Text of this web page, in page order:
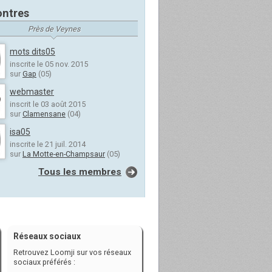
Près de Veynes
mots dits05
inscrite le 05 nov. 2015
sur Gap (05)
webmaster
inscrit le 03 août 2015
sur Clamensane (04)
isa05
inscrite le 21 juil. 2014
sur La Motte-en-Champsaur (05)
Tous les membres
Réseaux sociaux
Retrouvez Loomji sur vos réseaux
sociaux préférés :